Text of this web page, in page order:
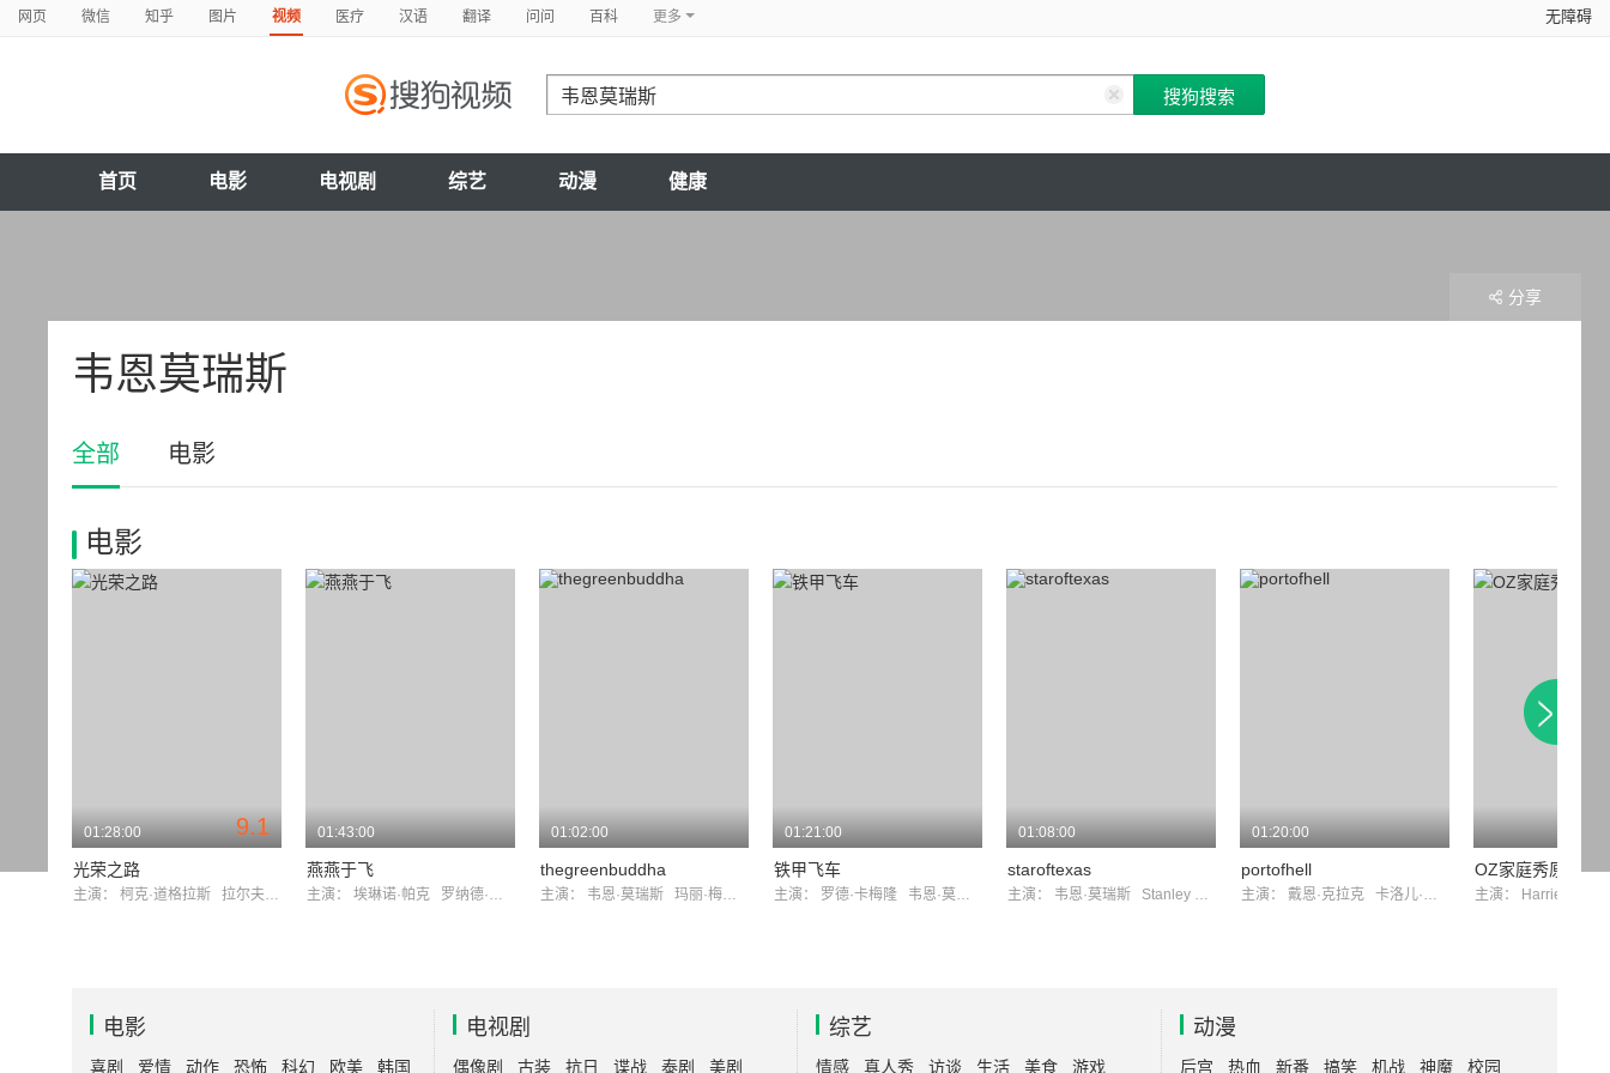
网页 微信 知乎 图片 视频 医疗 汉语 翻译 问问 百科 更多 无障碍
首页 电影 电视剧 综艺 动漫 健康
韦恩莫瑞斯
分享
全部 电影
电影
9.1
01:28:00
光荣之路
主演： 柯克·道格拉斯 拉尔夫·米克
01:43:00
燕燕于飞
主演： 埃琳诺·帕克 罗纳德·里根
01:02:00
thegreenbuddha
主演： 韦恩·莫瑞斯 玛丽·梅罗尔
01:21:00
铁甲飞车
主演： 罗德·卡梅隆 韦恩·莫瑞斯
01:08:00
staroftexas
主演： 韦恩·莫瑞斯 Stanley Price
01:20:00
portofhell
主演： 戴恩·克拉克 卡洛儿·马修斯
OZ家庭秀原版
主演：
电影
喜剧 爱情 动作 恐怖 科幻 欧美 韩国
电视剧
偶像剧 古装 抗日 谍战 泰剧 美剧
综艺
情感 真人秀 访谈 生活 美食 游戏
动漫
后宫 热血 新番 搞笑 机战 神魔 校园